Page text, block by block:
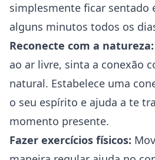
simplesmente ficar sentado
alguns minutos todos os
Reconecte com a natureza:
ao ar livre, sinta a conexão
natural. Estabelece uma
o seu espírito e ajuda a te
momento presente.
Fazer exercícios físicos: